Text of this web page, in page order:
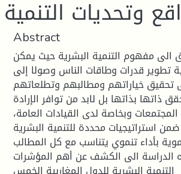
وتحديات
Abstract
مفهوم التنمية البشرية حيث يمكن
تطوير قدرات وطاقات الناس وصولا إلى
تحقيق خياراتهم ومطالبهم وتطلعاتهم
ذاتها بذاتها بل لابد من توافر الإرادة
وبخاصة لدى القيادات العامة،
استراتيجيات محددة للتنمية البشرية
بأداء تنموي يتناسب مع كل المطالب
الدراسة الى الكشف عن أهم المؤشرات